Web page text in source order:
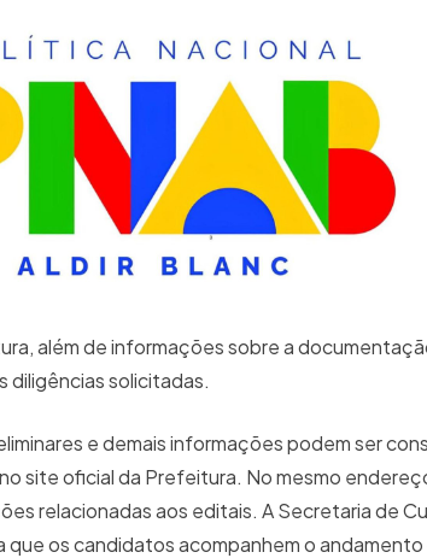
além de informações sobre a
diligências solicitadas.
e demais informações podem ser
site oficial da Prefeitura. No mesmo
relacionadas aos editais. A Secretaria de
que os candidatos acompanhem o